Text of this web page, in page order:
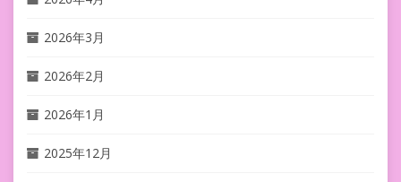
2026年3月
2026年2月
2026年1月
2025年12月